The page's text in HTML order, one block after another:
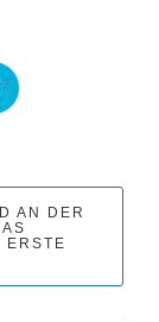
AN DER
ERSTE